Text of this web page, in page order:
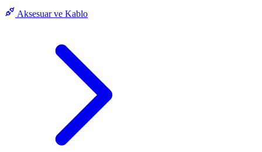
Aksesuar ve Kablo